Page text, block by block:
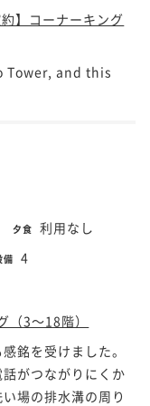
】コーナーキング
Tower, and this
夕食 利用なし
備 4
（3～18階）
銘を受けました。
がつながりにくか
場の排水溝の周り